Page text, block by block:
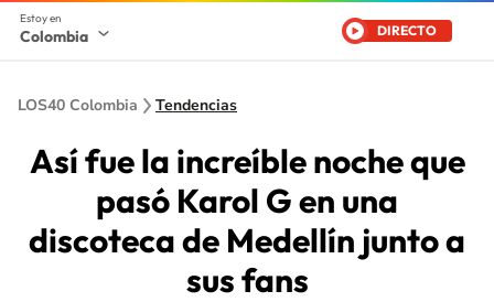
Colombia DIRECTO
LOS40 Colombia Tendencias
Así fue la increíble noche que
pasó Karol G en una
discoteca de Medellín junto a
sus fans